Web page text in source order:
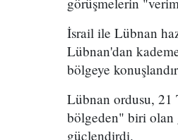
İsrail ile Lübnan
Lübnan'dan
bölgeye
Lübnan ordusu, 21
bölgeden" biri olan
güçlendirdi.